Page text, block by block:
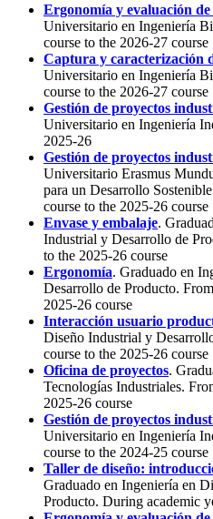
Ergonomía y evaluación
Universitario en Ingeniería
course to the 2026-27 course
Captura y caracterización
Universitario en Ingeniería
course to the 2026-27 course
Gestión de proyectos
Universitario en Ingeniería
2025-26
Gestión de proyectos
Universitario Erasmus
para un Desarrollo
course to the 2025-26 course
Envase y embalaje.
Industrial y Desarrollo de
to the 2025-26 course
Ergonomía. Graduado en
Desarrollo de Producto.
2025-26 course
Interacción usuario
Diseño Industrial y
course to the 2025-26 course
Oficina de proyectos.
Tecnologías Industriales.
2025-26 course
Gestión de proyectos
Universitario en Ingeniería
course to the 2024-25 course
Taller de diseño:
Graduado en Ingeniería en
Producto. During academic